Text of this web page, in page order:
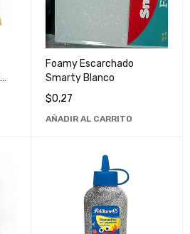
Foamy Escarchado
Smarty Blanco
$0,27
AÑADIR AL CARRITO